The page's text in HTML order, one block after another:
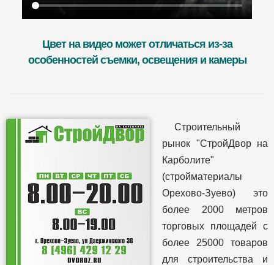
Цвет на видео может отличаться из-за
особенностей съемки, освещения и камеры
Строительный
рынок "СтройДвор на
Карболите"
(стройматериалы
Орехово-Зуево) это
более 2000 метров
торговых площадей с
более 25000 товаров
для строительства и